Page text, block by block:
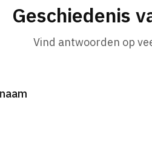
Geschiedenis
Vind antwoorden op